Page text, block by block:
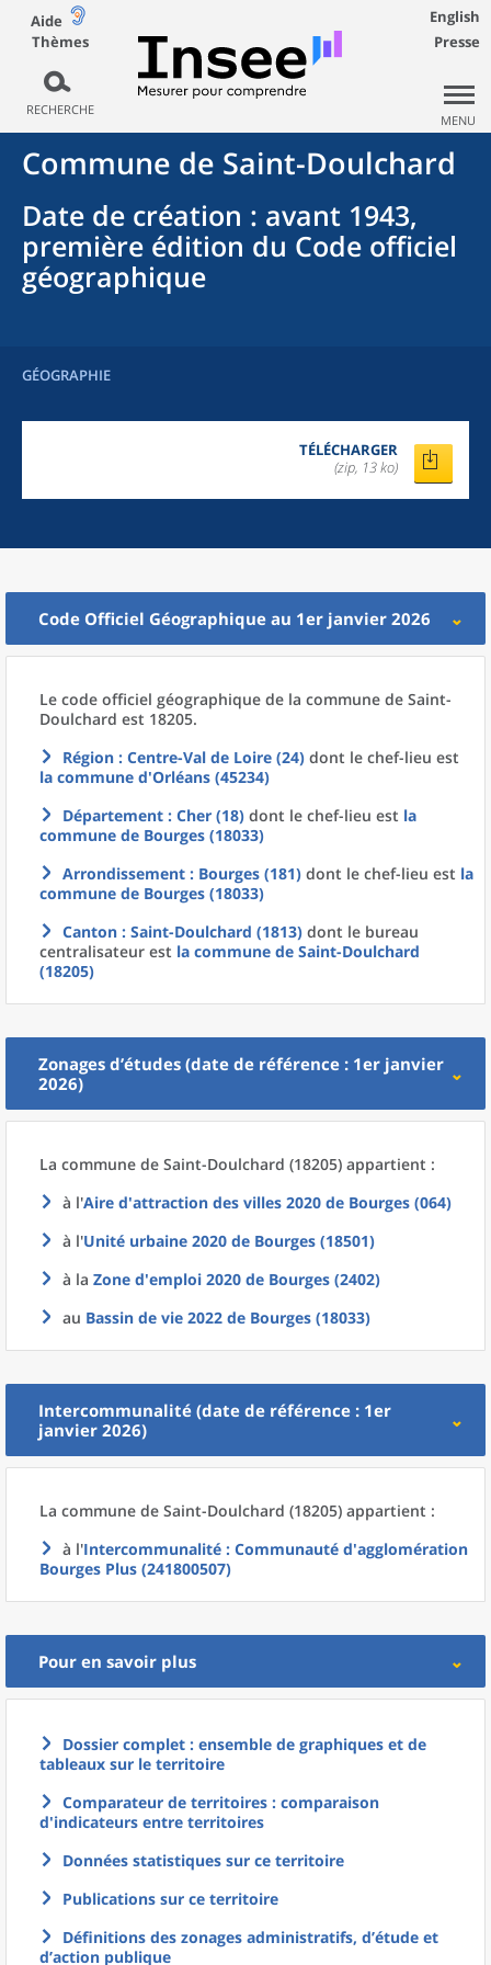
Aide
Thèmes
RECHERCHE
English
Presse
MENU
Commune de Saint-Doulchard
Date de création : avant 1943,
première édition du Code officiel
géographique
GÉOGRAPHIE
TÉLÉCHARGER
(zip, 13 ko)
Code Officiel Géographique au 1er janvier 2026
Le code officiel géographique de la commune de Saint-
Doulchard est 18205.
Région : Centre-Val de Loire (24) dont le chef-lieu est
la commune d'Orléans (45234)
Département : Cher (18) dont le chef-lieu est la
commune de Bourges (18033)
Arrondissement : Bourges (181) dont le chef-lieu est la
commune de Bourges (18033)
Canton : Saint-Doulchard (1813) dont le bureau
centralisateur est la commune de Saint-Doulchard
(18205)
Zonages d’études (date de référence : 1er janvier
2026)
La commune de Saint-Doulchard (18205) appartient :
à l'Aire d'attraction des villes 2020 de Bourges (064)
à l'Unité urbaine 2020 de Bourges (18501)
à la Zone d'emploi 2020 de Bourges (2402)
au Bassin de vie 2022 de Bourges (18033)
Intercommunalité (date de référence : 1er
janvier 2026)
La commune de Saint-Doulchard (18205) appartient :
à l'Intercommunalité : Communauté d'agglomération
Bourges Plus (241800507)
Pour en savoir plus
Dossier complet : ensemble de graphiques et de
tableaux sur le territoire
Comparateur de territoires : comparaison
d'indicateurs entre territoires
Données statistiques sur ce territoire
Publications sur ce territoire
Définitions des zonages administratifs, d’étude et
d’action publique